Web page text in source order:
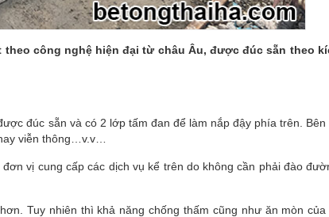
theo công nghệ hiện đại từ châu Âu, được đúc sẵn theo
đúc sẵn và có 2 lớp tấm đan để làm nắp đậy phía trên. Bên
viễn thông…v.v…
vị cung cấp các dịch vụ kể trên do không cần phải đào
Tuy nhiên thì khả năng chống thấm cũng như ăn mòn của